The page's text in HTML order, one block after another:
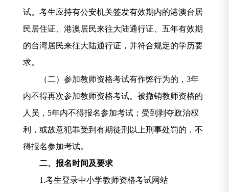
试。考生应持有公安机关签发有效期内的港澳台居
民居住证、港澳居民来往大陆通行证、五年有效期
的台湾居民来往大陆通行证，并符合规定的学历要
求。
（二）参加教师资格考试有作弊行为的， 3年
内不得再次参加教师资格考试。被撤销教师资格的
人员， 5年内不得报名参加考试；受到剥夺政治权
利，或故意犯罪受到有期徒刑以上刑事处罚的，不
得报名参加考试。
二、报名时间及要求
1.考生登录中小学教师资格考试网站